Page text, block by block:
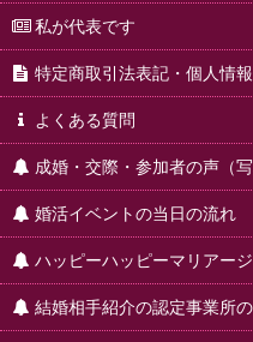
私が代表です
特定商取引法表記・個人情
よくある質問
成婚・交際・参加者の声（写
婚活イベントの当日の流れ
ハッピーハッピーマリアー
結婚相手紹介の認定事業所